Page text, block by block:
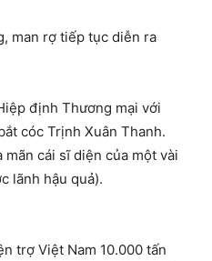
man rợ tiếp tục diễn ra
định Thương mại với
cóc Trịnh Xuân Thanh.
cái sĩ diện của một vài
lãnh hậu quả).
trợ Việt Nam 10.000 tấn